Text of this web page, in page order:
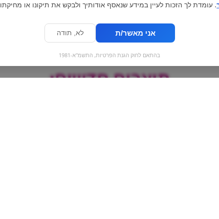
מוצרים חדשים:
. עומדת לך הזכות לעיין במידע שנאסף אודותיך ולבקש את תיקונו או
אני מאשר/ת לא, תודה
בהתאם לחוק הגנת הפרטיות, התשמ"א-1981